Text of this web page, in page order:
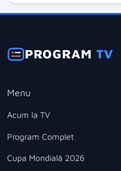
PROGRAMTV
Menu
Acum la TV
Program Complet
Cupa Mondială 2026